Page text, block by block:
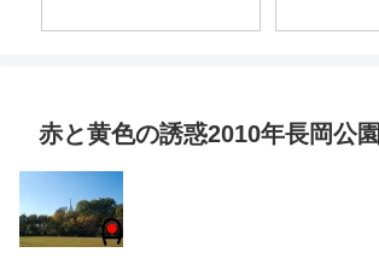
赤と黄色の誘惑2010年長岡公園